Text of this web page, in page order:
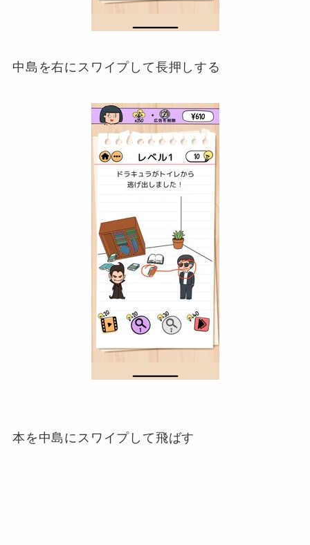
中島を右にスワイプして長押しする
本を中島にスワイプして飛ばす